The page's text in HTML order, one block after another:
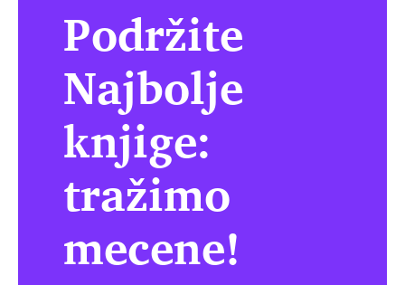
Podržite
Najbolje
knjige:
tražimo
mecene!